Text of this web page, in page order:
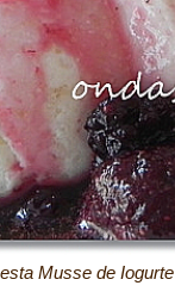
Musse de